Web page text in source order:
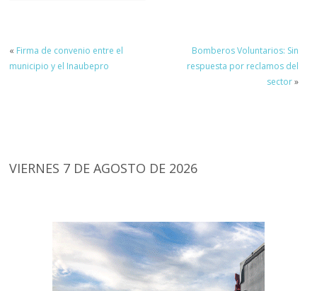
« Firma de convenio entre el
municipio y el Inaubepro
Bomberos Voluntarios: Sin
respuesta por reclamos del
sector»
VIERNES 7 DE AGOSTO DE 2026